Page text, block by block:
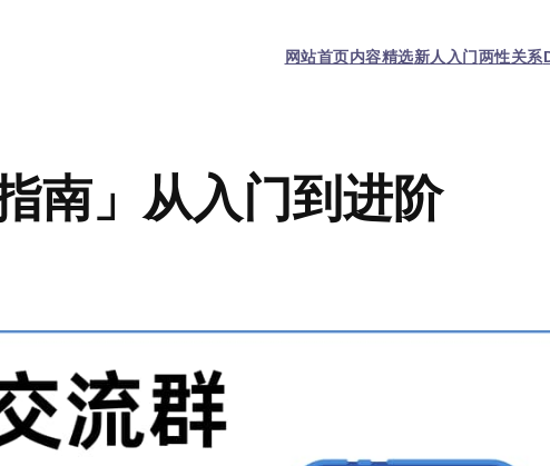
网站首页内容精选新人入门两性关系
南」从入门到进阶